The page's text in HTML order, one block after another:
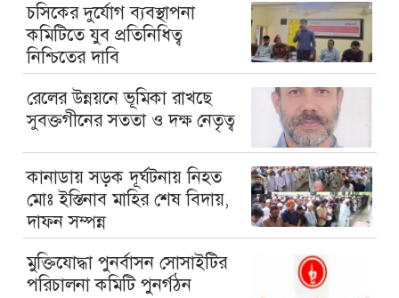
চসিকের দুর্যোগ ব্যবস্থাপনা
কমিটিতে যুব প্রতিনিধিত্ব
নিশ্চিতের দাবি
রেলের উন্নয়নে ভূমিকা রাখছে
সুবক্তগীনের সততা ও দক্ষ নেতৃত্ব
কানাডায় সড়ক দূর্ঘটনায় নিহত
মোঃ ইস্তিনাব মাহির শেষ বিদায়,
দাফন সম্পন্ন
মুক্তিযোদ্ধা পুনর্বাসন সোসাইটির
পরিচালনা কমিটি পুনর্গঠন